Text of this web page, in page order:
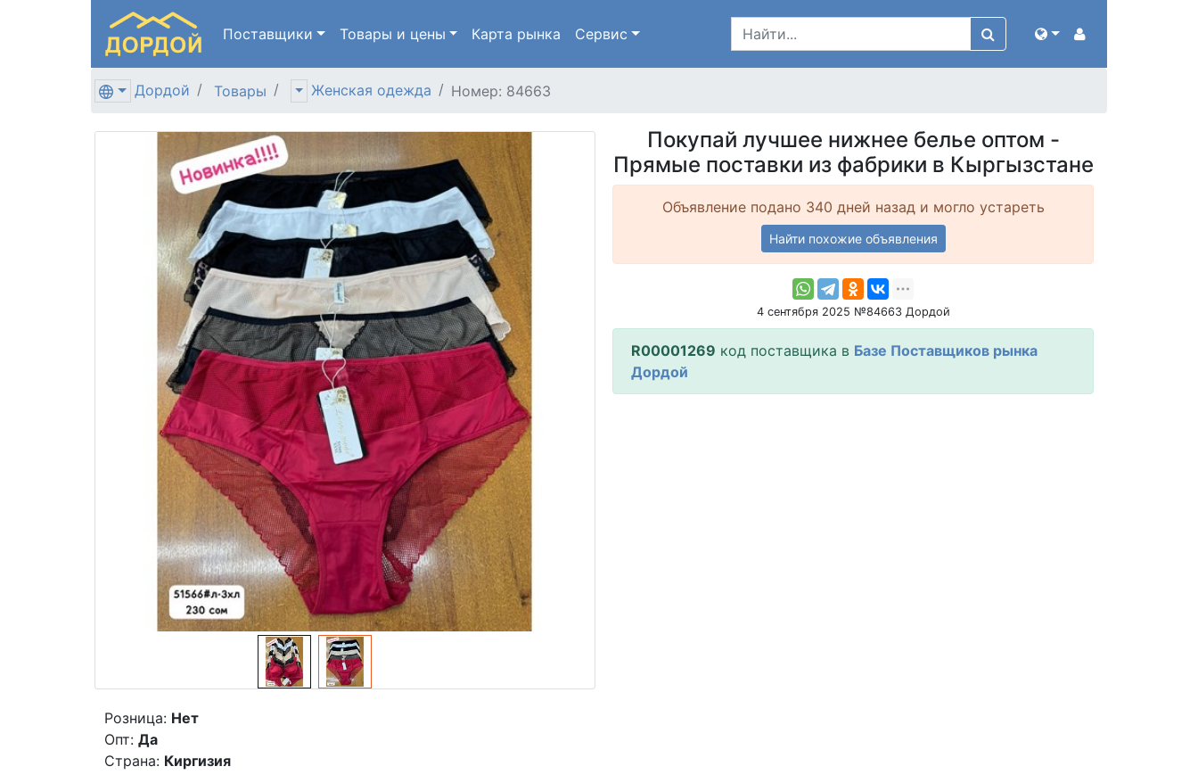
Поставщики Товары и цены Карта рынка Сервис
Дордой Товары Женская одежда Номер: 84663
Покупай лучшее нижнее белье оптом -
Прямые поставки из фабрики в Кыргызстане
Объявление подано 340 дней назад и могло устареть
Найти похожие объявления
4 сентября 2025 №84663 Дордой
R00001269 код поставщика в Базе Поставщиков рынка
Дордой
Розница: Нет
Опт: Да
Страна: Киргизия